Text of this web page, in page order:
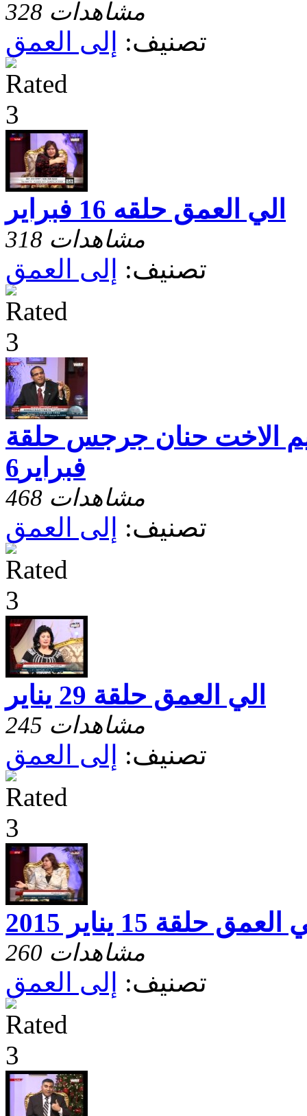
328 مشاهدات
تصنيف: إلى العمق
الي العمق حلقه 16 فبراير
318 مشاهدات
تصنيف: إلى العمق
الاخت حنان جرجس حلقة
فبراير6
468 مشاهدات
تصنيف: إلى العمق
الي العمق حلقة 29 يناير
245 مشاهدات
تصنيف: إلى العمق
حلقة 15 يناير 2015
260 مشاهدات
تصنيف: إلى العمق